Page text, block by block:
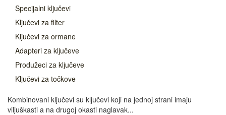
Specijalni ključevi
Ključevi za filter
Ključevi za ormane
Adapteri za ključeve
Produžeci za ključeve
Ključevi za točkove
Kombinovani ključevi su ključevi koji na jednoj strani imaju
viljuškasti a na drugoj okasti naglavak...